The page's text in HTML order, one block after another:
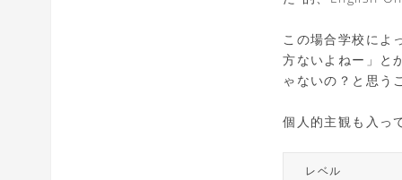
この場合学校によ
方ないよねー」と
ゃないの？と思う
個人的主観も入っ
レベル